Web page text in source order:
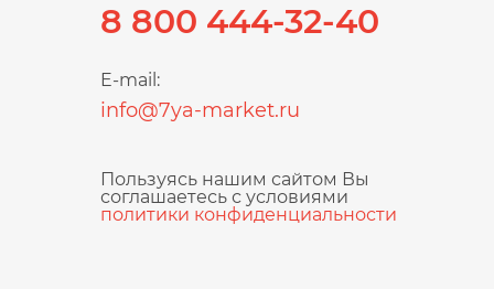
8 800 444-32-40
E-mail:
info@7ya-market.ru
Пользуясь нашим сайтом Вы
соглашаетесь с условиями
политики конфиденциальности